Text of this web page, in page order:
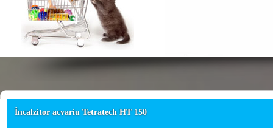
Încalzitor acvariu Tetratech HT 150